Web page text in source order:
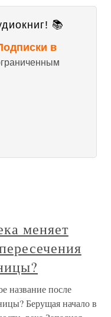
📚
в
меняет
название после
Берущая начало в